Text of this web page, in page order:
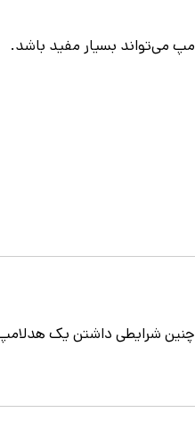
می‌تواند بسیار مفید باشد.
چنین شرایطی داشتن یک